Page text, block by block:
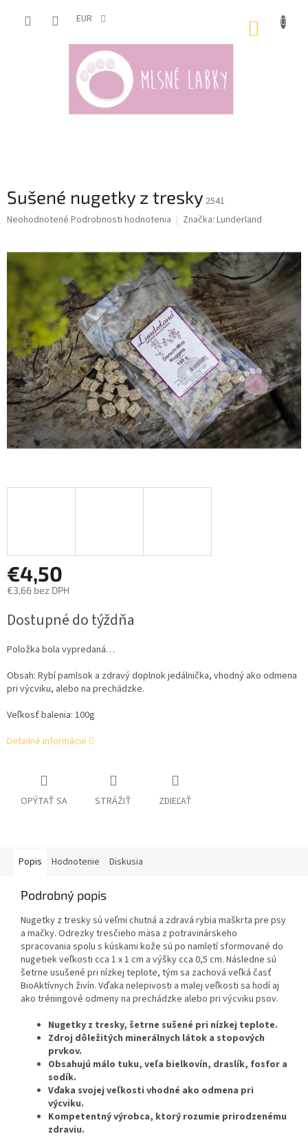
EUR
Sušené nugetky z tresky 2541
Priemerné
je
0,0
hviezdičiek.
Neohodnotené Podrobnosti hodnotenia Značka: Lunderland
€4,50
€3,66 bez DPH
cena:
Dostupné do týždňa
Položka bola vypredaná…
Obsah: Rybí pamlsok a zdravý doplnok jedálnička, vhodný ako odmena
pri výcviku, alebo na prechádzke.
Veľkosť balenia: 100g
Detailné informácie
OPÝTAŤ SA STRÁŽIŤ ZDIEĽAŤ
Popis Hodnotenie Diskusia
Podrobný popis
Nugetky z tresky sú veľmi chutná a zdravá rybia maškrta pre psy
a mačky. Odrezky tresčieho mäsa z potravinárskeho
spracovania spolu s kúskami kože sú po namletí sformované do
nugetiek veľkosti cca 1 x 1 cm a výšky cca 0,5 cm. Následne sú
šetrne usušené pri nízkej teplote, tým sa zachová veľká časť
BioAktívnych živín. Vďaka nelepivosti a malej veľkosti sa hodí aj
ako tréningové odmeny na prechádzke alebo pri výcviku psov.
Nugetky z tresky, šetrne sušené pri nízkej teplote.
Zdroj dôležitých minerálnych látok a stopových
prvkov.
Obsahujú málo tuku, veľa bielkovín, draslík, fosfor a
sodík.
Vďaka svojej veľkosti vhodné ako odmena pri
výcviku.
Kompetentný výrobca, ktorý rozumie prirodzenému
zdraviu.